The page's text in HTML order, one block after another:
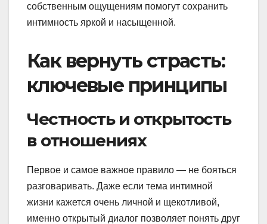
собственным ощущениям помогут сохранить
интимность яркой и насыщенной.
Как вернуть страсть:
ключевые принципы
Честность и открытость
в отношениях
Первое и самое важное правило — не бояться
разговаривать. Даже если тема интимной
жизни кажется очень личной и щекотливой,
именно открытый диалог позволяет понять друг